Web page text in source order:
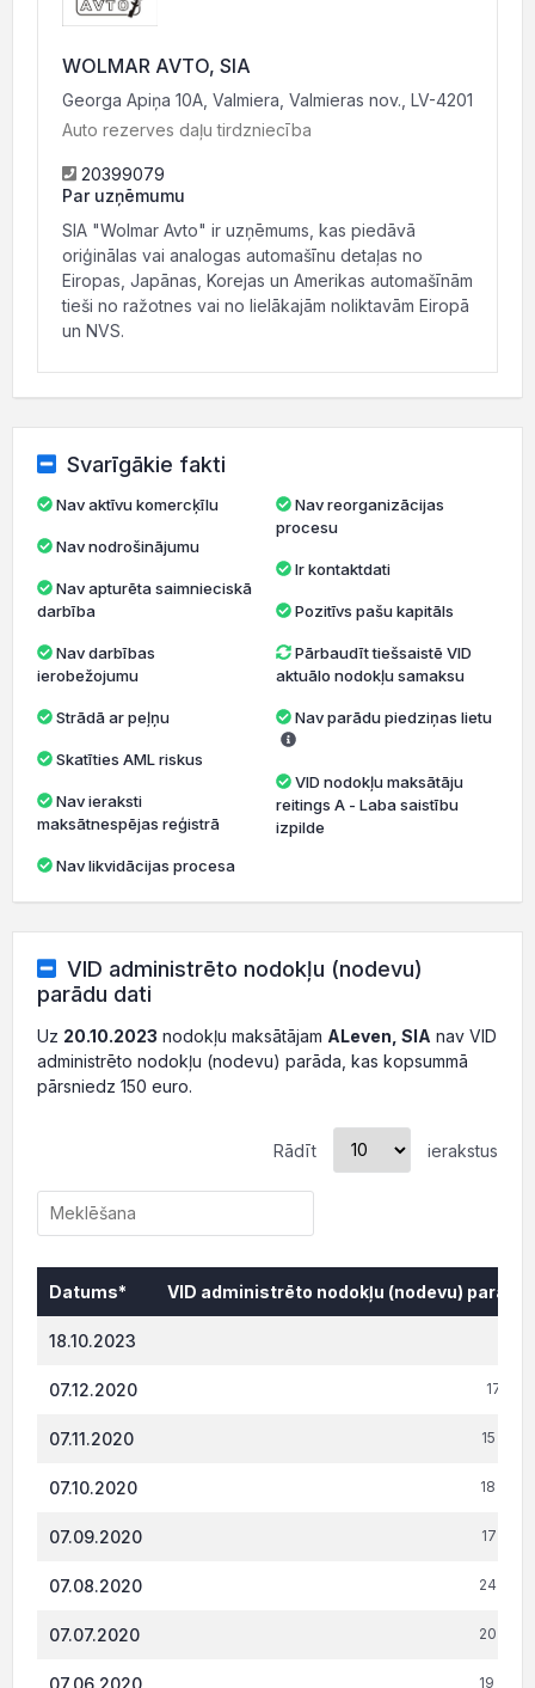
WOLMAR AVTO, SIA
Georga Apiņa 10A, Valmiera, Valmieras nov., LV-4201
Auto rezerves daļu tirdzniecība
20399079
Par uzņēmumu
SIA "Wolmar Avto" ir uzņēmums, kas piedāvā
oriģinālas vai analogas automašīnu detaļas no
Eiropas, Japānas, Korejas un Amerikas automašīnām
tieši no ražotnes vai no lielākajām noliktavām Eiropā
un NVS.
Svarīgākie fakti
Nav aktīvu komercķīlu
Nav nodrošinājumu
darbība
ierobežojumu
Strādā ar peļņu
Skatīties AML riskus
maksātnespējas reģistrā
Nav likvidācijas procesa
Nav reorganizācijas
procesu
Ir kontaktdati
Pozitīvs pašu kapitāls
Pārbaudīt tiešsaistē VID
aktuālo nodokļu samaksu
Nav parādu piedziņas lietu
VID nodokļu maksātāju
reitings A - Laba saistību
izpilde
VID administrēto nodokļu (nodevu)
parādu dati
Uz 20.10.2023 nodokļu maksātājam ALeven, SIA nav VID
administrēto nodokļu (nodevu) parāda, kas kopsummā
pārsniedz 150 euro.
Rādīt ierakstus
Datums*
VID administrēto nodokļu (nodevu)
18.10.2023
07.12.2020 17
07.11.2020 15
07.10.2020 18
07.09.2020 17
07.08.2020 24
07.07.2020 20
07.06.2020 19